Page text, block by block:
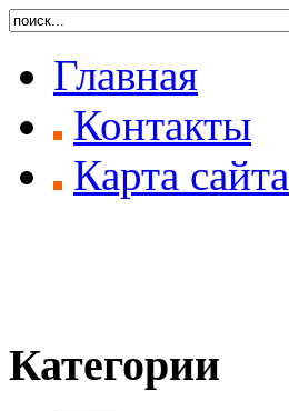
Главная
Контакты
Карта сайта
Категории